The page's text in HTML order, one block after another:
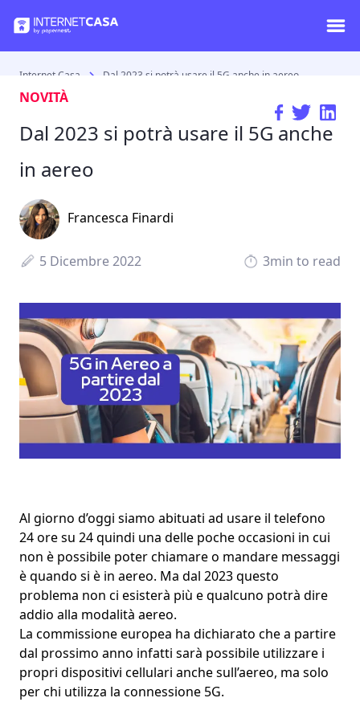
Internet Casa Dal 2023 si potrà usare il 5G anche in aereo
NOVITÀ
Dal 2023 si potrà usare il 5G anche
in aereo
Francesca Finardi
5 Dicembre 2022 3min to read
Al giorno d’oggi siamo abituati ad usare il telefono
24 ore su 24 quindi una delle poche occasioni in cui
non è possibile poter chiamare o mandare messaggi
è quando si è in aereo. Ma dal 2023questo
problema non ci esisterà più e qualcuno potrà dire
addio alla modalità aereo.
La commissione europea ha dichiarato che a partire
dal prossimo anno infatti sarà possibile utilizzare i
propri dispositivi cellulari anche sull’aereo, ma solo
per chi utilizza la connessione 5G.